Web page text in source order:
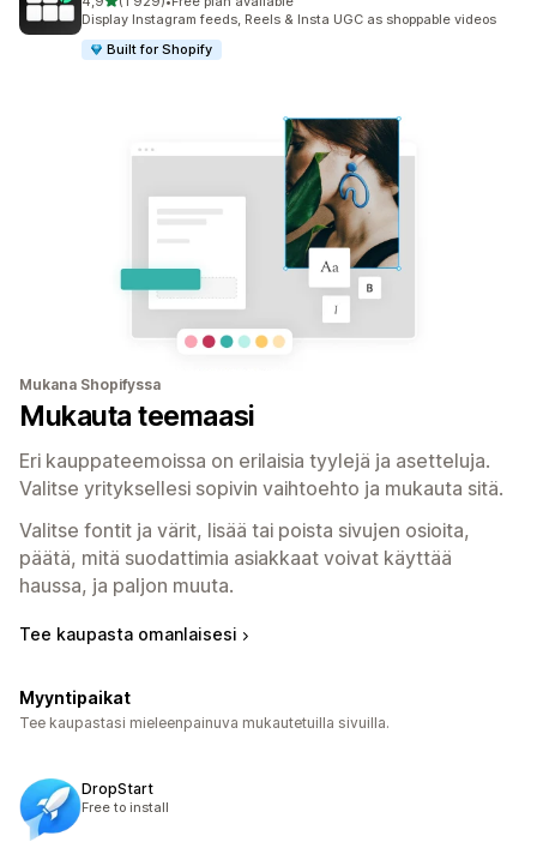
1929 arvostelua yhteensä
Display Instagram feeds, Reels & Insta UGC as shoppable videos
Built for Shopify
Mukana Shopifyssa
Mukauta teemaasi
Eri kauppateemoissa on erilaisia tyylejä ja asetteluja.
Valitse yrityksellesi sopivin vaihtoehto ja mukauta sitä.
Valitse fontit ja värit, lisää tai poista sivujen osioita,
päätä, mitä suodattimia asiakkaat voivat käyttää
haussa, ja paljon muuta.
Tee kaupasta omanlaisesi
Myyntipaikat
Tee kaupastasi mieleenpainuva mukautetuilla sivuilla.
DropStart
Free to install